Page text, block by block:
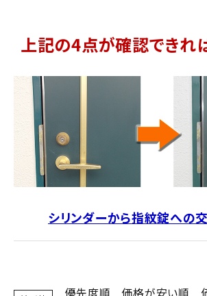
上記の4点が確認できれ
シリンダーから指紋錠への
優先度順 価格が安い順